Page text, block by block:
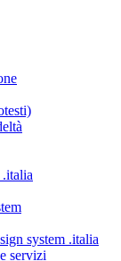
system .italia
servizi